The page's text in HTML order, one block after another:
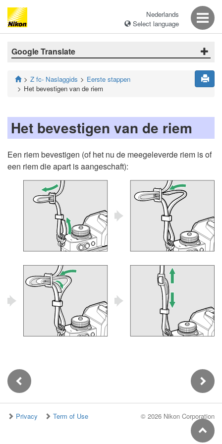
Nederlands
Select language
Google Translate
Z fc- Naslaggids
Eerste stappen
Het bevestigen van de riem
Het bevestigen van de riem
Een riem bevestigen (of het nu de meegeleverde riem is of
een riem die apart is aangeschaft):
Privacy Term of Use © 2026 Nikon Corporation